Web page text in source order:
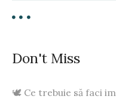
Don't Miss
🕊️ Ce trebuie să faci